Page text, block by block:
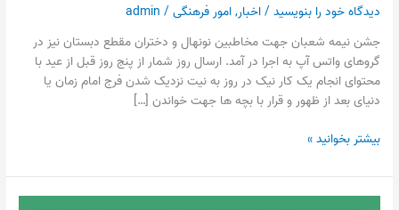
دیدگاه‌ خود را بنویسید/اخبار,امور فرهنگی/
admin
جشن نیمه شعبان جهت مخاطبین نونهال و دختران مقطع دبستان نیز در
گروهای واتس آپ به اجرا در آمد. ارسال روز شمار از پنج روز قبل از عید با
محتوای انجام یک کار نیک در روز به نیت نزدیک شدن فرج امام زمان یا
دنیای بعد از ظهور و قرار با بچه ها جهت خواندن […]
بیشتر بخوانید »